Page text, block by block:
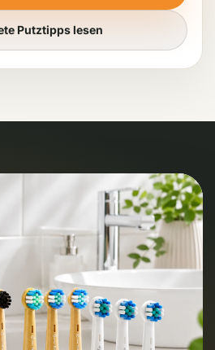
Putztipps lesen